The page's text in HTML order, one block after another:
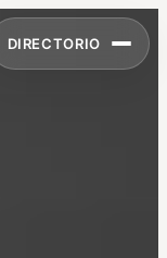
DIRECTORIO